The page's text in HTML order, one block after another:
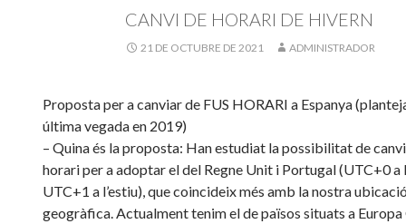
CANVI DE HORARI DE HIVERN
21 DE OCTUBRE DE 2021 ADMINISTRADOR
Proposta per a canviar de FUS HORARI a Espanya
última vegada en 2019)
– Quina és la proposta: Han estudiat la possibilitat de
horari per a adoptar el del Regne Unit i Portugal (UTC+0 a
UTC+1 a l’estiu), que coincideix més amb la nostra
geogràfica. Actualment tenim el de països situats a